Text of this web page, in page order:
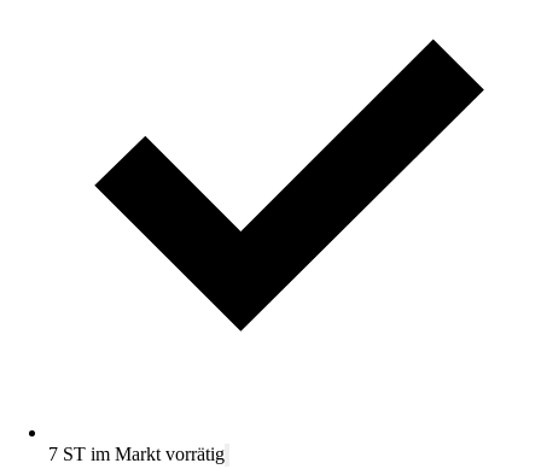
7 ST im Markt vorrätig